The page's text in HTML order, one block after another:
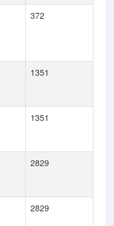
372
1351
1351
2829
2829